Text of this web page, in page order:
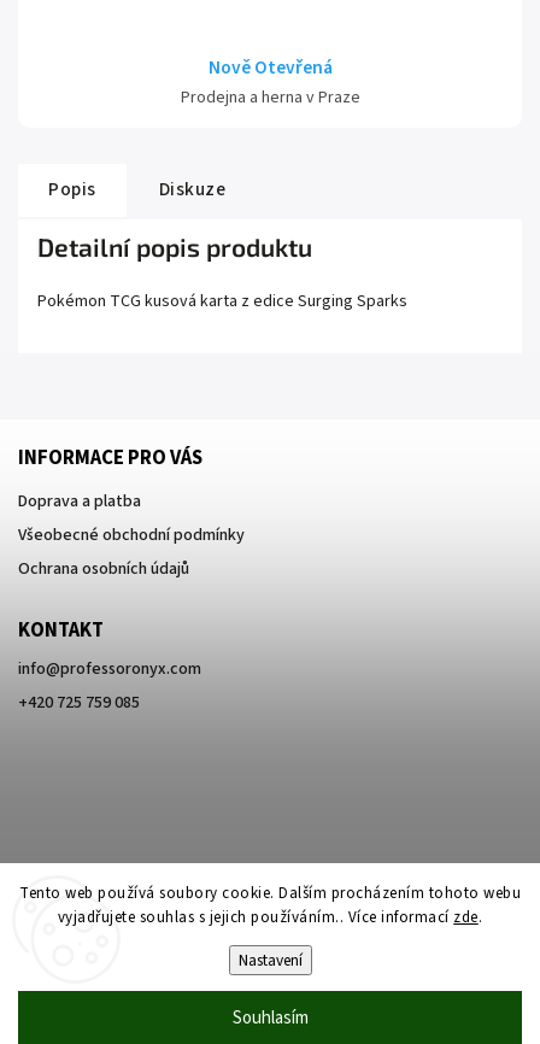
Tento web používá soubory cookie. Dalším procházením tohoto webu
vyjadřujete souhlas s jejich používáním.. Více informací zde.
Nastavení
Souhlasím
Nově Otevřená
Prodejna a herna v Praze
Popis Diskuze
Detailní popis produktu
Pokémon TCG kusová karta z edice Surging Sparks
INFORMACE PRO VÁS
Doprava a platba
Všeobecné obchodní podmínky
Ochrana osobních údajů
KONTAKT
info@professoronyx.com
+420 725 759 085
Professor Onyx. Všechna práva vyhrazena.